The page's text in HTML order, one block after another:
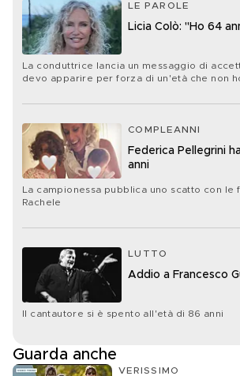
LE PAROLE
Licia Colò: "Ho 64
La conduttrice lancia un messaggio di
devo apparire per forza di un'età che non
COMPLEANNI
Federica Pellegrini
anni
La campionessa pubblica uno scatto con le
Rachele
LUTTO
Addio a Francesco
Il cantautore si è spento all'età di 86 anni
Guarda anche
VERISSIMO